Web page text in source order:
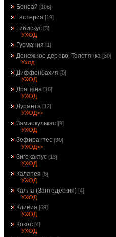
Бонсай [106]
Гастерия [19]
Гибискус [3]
УХОД
Гусмания [1]
Денежное дерево, Толстянка [30]
Уход
Диффенбахия [0]
УХОД
Драцена [10]
УХОД
Дуранта [12]
УХОД>>
Замиокулькас [9]
УХОД
Зефирантес [90]
УХОД>>
Зигокактус [13]
УХОД
Калатея [8]
УХОД
Калла (Зантедеския) [4]
УХОД
Кливия [69]
УХОД
Кокос [4]
УХОД